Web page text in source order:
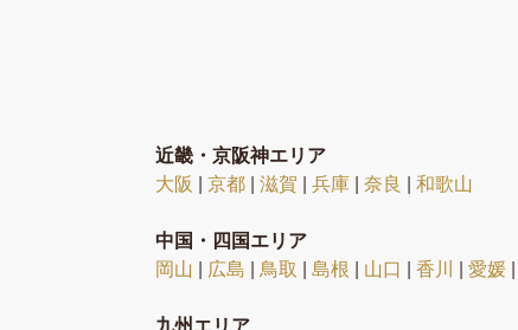
近畿・京阪神エリア
大阪 | 京都 | 滋賀 | 兵庫 | 奈良 | 和歌山
中国・四国エリア
岡山 | 広島 | 鳥取 | 島根 | 山口 | 香川 | 愛媛 |